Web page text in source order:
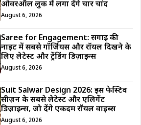
ओवरऑल लुक में लगा देंगे चार चांद
August 6, 2026
Saree for Engagement: सगाई की
नाइट में सबसे गॉर्जियस और रॉयल दिखने के
लिए लेटेस्ट और ट्रेंडिंग डिज़ाइन्स
August 6, 2026
Suit Salwar Design 2026: इस फेस्टिव
सीज़न के सबसे लेटेस्ट और एलिगेंट
डिज़ाइन्स, जो देंगे एकदम रॉयल वाइब्स
August 6, 2026